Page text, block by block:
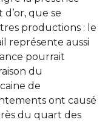
que se
productions : le
représente aussi
pourrait
du
de
ont causé
du quart des